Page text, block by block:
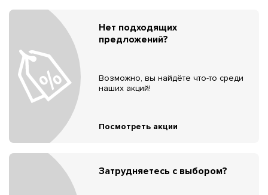
Нет подходящих
предложений?
Возможно, вы найдёте что-то среди
наших акций!
Посмотреть акции
Затрудняетесь с выбором?